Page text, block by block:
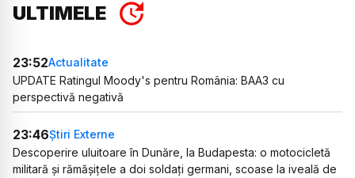
ULTIMELE
23:52Actualitate
UPDATE Ratingul Moody's pentru România: BAA3 cu
perspectivă negativă
23:46Știri Externe
Descoperire uluitoare în Dunăre, la Budapesta: o motocicletă
militară și rămășițele a doi soldați germani, scoase la iveală de